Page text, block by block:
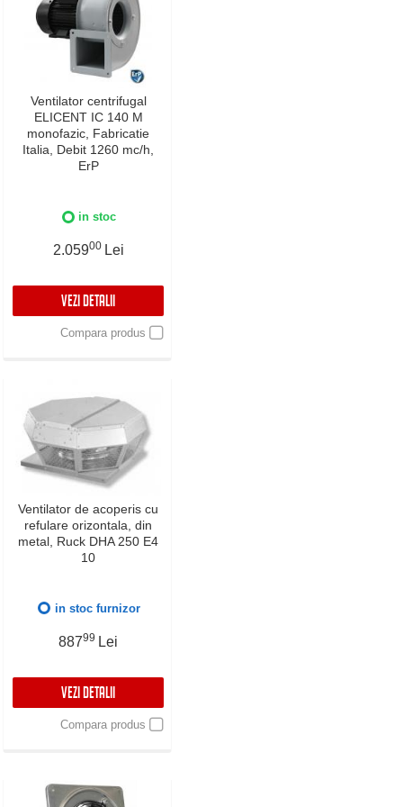
Ventilator centrifugal
ELICENT IC 140 M
monofazic, Fabricatie
Italia, Debit 1260 mc/h,
ErP
in stoc
2.05900 Lei
VEZI DETALII
Compara produs
Ventilator de acoperis cu
refulare orizontala, din
metal, Ruck DHA 250 E4
10
in stoc furnizor
88799 Lei
VEZI DETALII
Compara produs